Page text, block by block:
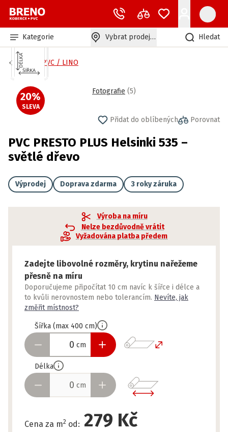
Kategorie Vybrat prodejnu Hledat
Bytové PVC / LINO
20%
SLEVA
Fotografie (5)
Přidat do oblíbených Porovnat
PVC PRESTO PLUS Helsinki 535 –
světlé dřevo
Výprodej Doprava zdarma 3 roky záruka
Výroba na míru
Nelze bezdůvodně vrátit
Vyžadována platba předem
Zadejte libovolné rozměry, krytinu nařežeme
přesně na míru
Doporučujeme připočítat 10 cm navíc k šířce i délce a
to kvůli nerovnostem nebo tolerancím. Nevíte, jak
změřit místnost?
Šířka (max 400 cm)
cm
Délka
cm
Cena za m2 od: 279 Kč